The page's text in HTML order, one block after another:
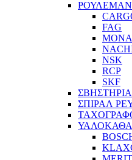
ΡΟΥΛΕΜΑΝ
FAG
NSK
RCP
SKF
ΣΠΙΡΑΛ